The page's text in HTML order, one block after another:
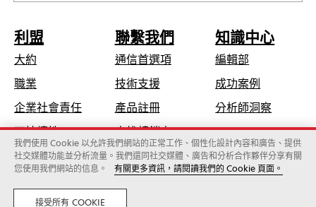
利盟
大約
職業
企業社會責任在
新
標
籤
中
開
可持續性
聯繫我們
通信首選項
技術支援在
標
籤
中
開
產品註冊
查找轉銷商
知識中心
編輯部
成功案例
分析師洞察
Lexmark國際股份有限公司，為Xerox旗下公司
©2026 版權所有，翻製必究。
法律 隱私
我們使用 Cookie 以允許我們網站的正常工作、個性化設計內容和廣告、提供
社交媒體功能並分析流量。我們還同社交媒體、廣告和分析合作夥伴分享有關
您使用我們網站的信息。
有關更多資訊，請閱讀我們的 Cookie 頁面。
接受所有 COOKIE